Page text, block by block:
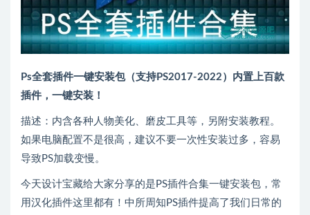
Ps全套插件一键安装包（支持PS2017-2022）内置上百款
插件，一键安装！
描述：内含各种人物美化、磨皮工具等，另附安装教程。
如果电脑配置不是很高，建议不要一次性安装过多，容易
导致PS加载变慢。
今天设计宝藏给大家分享的是PS插件合集一键安装包，常
用汉化插件这里都有！中所周知PS插件提高了我们日常的